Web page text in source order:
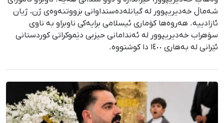
شەماڵ خەدیریپوور لە گیانلەدەستداوانی بزووتنەوەی ژن، ژیان
ئازادییە. هەروەها کۆماری ئیسلامی برایەکی ناوبراو بە ناوی
سۆهراب خەدیریپوور لە ئەندامانی حیزبی دێموکراتی کوردستانی
ئێرانی لە بەهاری ١٤٠٠ دا کوشتووە.